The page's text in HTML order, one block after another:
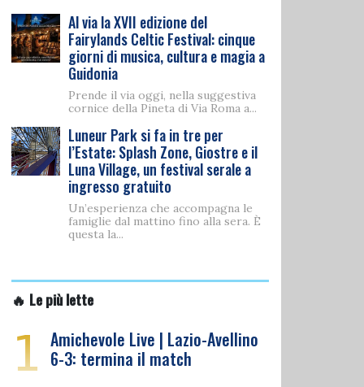
Al via la XVII edizione del
Fairylands Celtic Festival: cinque
giorni di musica, cultura e magia a
Guidonia
Prende il via oggi, nella suggestiva
cornice della Pineta di Via Roma a...
Luneur Park si fa in tre per
l’Estate: Splash Zone, Giostre e il
Luna Village, un festival serale a
ingresso gratuito
Un’esperienza che accompagna le
famiglie dal mattino fino alla sera. È
questa la...
🔥 Le più lette
1 Amichevole Live | Lazio-Avellino
6-3: termina il match